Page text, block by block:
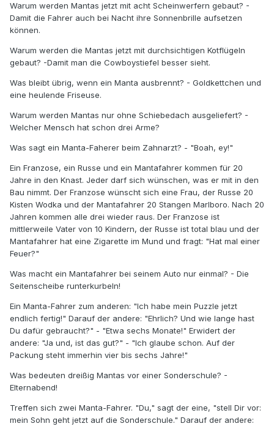
Warum werden Mantas jetzt mit acht Scheinwerfern gebaut? -
Damit die Fahrer auch bei Nacht ihre Sonnenbrille aufsetzen
können.
Warum werden die Mantas jetzt mit durchsichtigen Kotflügeln
gebaut? -Damit man die Cowboystiefel besser sieht.
Was bleibt übrig, wenn ein Manta ausbrennt? - Goldkettchen und
eine heulende Friseuse.
Warum werden Mantas nur ohne Schiebedach ausgeliefert? -
Welcher Mensch hat schon drei Arme?
Was sagt ein Manta-Faherer beim Zahnarzt? - "Boah, ey!"
Ein Franzose, ein Russe und ein Mantafahrer kommen für 20
Jahre in den Knast. Jeder darf sich wünschen, was er mit in den
Bau nimmt. Der Franzose wünscht sich eine Frau, der Russe 20
Kisten Wodka und der Mantafahrer 20 Stangen Marlboro. Nach 20
Jahren kommen alle drei wieder raus. Der Franzose ist
mittlerweile Vater von 10 Kindern, der Russe ist total blau und der
Mantafahrer hat eine Zigarette im Mund und fragt: "Hat mal einer
Feuer?"
Was macht ein Mantafahrer bei seinem Auto nur einmal? - Die
Seitenscheibe runterkurbeln!
Ein Manta-Fahrer zum anderen: "Ich habe mein Puzzle jetzt
endlich fertig!" Darauf der andere: "Ehrlich? Und wie lange hast
Du dafür gebraucht?" - "Etwa sechs Monate!" Erwidert der
andere: "Ja und, ist das gut?" - "Ich glaube schon. Auf der
Packung steht immerhin vier bis sechs Jahre!"
Was bedeuten dreißig Mantas vor einer Sonderschule? -
Elternabend!
Treffen sich zwei Manta-Fahrer. "Du," sagt der eine, "stell Dir vor:
mein Sohn geht jetzt auf die Sonderschule." Darauf der andere: